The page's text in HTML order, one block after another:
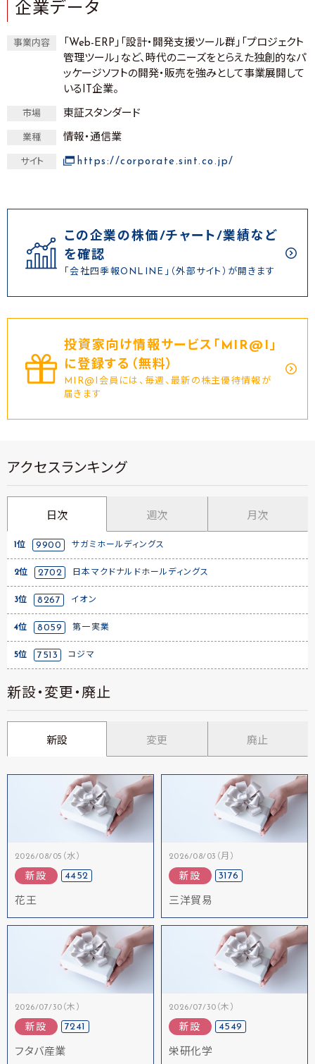
企業データ
事業内容
「Web-ERP」「設計・開発支援ツール群」「プロジェクト
管理ツール」など、時代のニーズをとらえた独創的なパ
ッケージソフトの開発・販売を強みとして事業展開して
いるIT企業。
市場 東証スタンダード
業種 情報・通信業
サイト https://corporate.sint.co.jp/
この企業の株価/チャート/業績など
を確認
「会社四季報ONLINE」（外部サイト）が開きます
投資家向け情報サービス｢MIR@I｣
に登録する（無料）
MIR@I会員には、毎週、最新の株主優待情報が
届きます
アクセスランキング
日次 週次 月次
1位 9900 サガミホールディングス
2位 2702 日本マクドナルドホールディングス
3位 8267 イオン
4位 8059 第一実業
5位 7513 コジマ
新設・変更・廃止
新設 変更 廃止
2026/08/05（水）
新設 4452
花王
2026/08/03（月）
新設 3176
三洋貿易
2026/07/30（木）
新設 7241
フタバ産業
2026/07/30（木）
新設 4549
栄研化学